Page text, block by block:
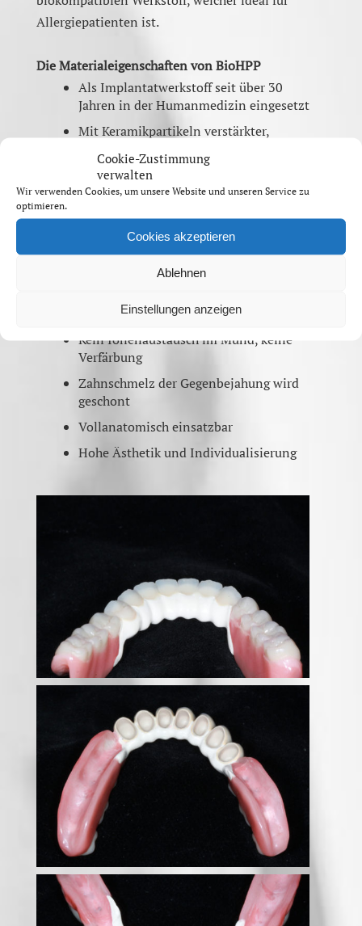
Cookie-Zustimmung
verwalten
Wir verwenden Cookies, um unsere Website und unseren Service zu
optimieren.
Cookies akzeptieren
Ablehnen
Einstellungen anzeigen
Allergiepatienten ist.
Die Materialeigenschaften von BioHPP
Als Implantatwerkstoff seit über 30
Jahren in der Humanmedizin eingesetzt
Mit Keramikpartikeln verstärkter,
Beanspruchung
Metallfrei
Nicht abrasiv für den Restzahnbestand
Weiße Farbe "White Shade"
Mit herkömmlichen
Langzeiterfahrung ist gegeben
Kein Ionenaustausch im Mund, keine
Verfärbung
Zahnschmelz der Gegenbejahung wird
geschont
Vollanatomisch einsatzbar
Hohe Ästhetik und Individualisierung